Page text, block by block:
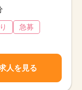
急募
人を見る